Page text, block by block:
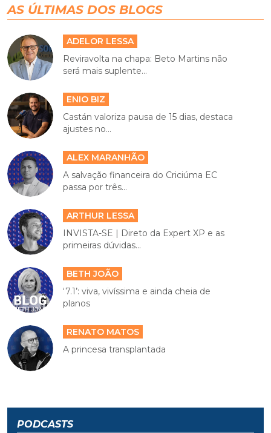
AS ÚLTIMAS DOS BLOGS
ADELOR LESSA
Reviravolta na chapa: Beto Martins não
será mais suplente...
ENIO BIZ
Castán valoriza pausa de 15 dias, destaca
ajustes no...
ALEX MARANHÃO
A salvação financeira do Criciúma EC
passa por três...
ARTHUR LESSA
INVISTA-SE | Direto da Expert XP e as
primeiras dúvidas...
BETH JOÃO
‘7.1’: viva, vivíssima e ainda cheia de
planos
RENATO MATOS
A princesa transplantada
PODCASTS